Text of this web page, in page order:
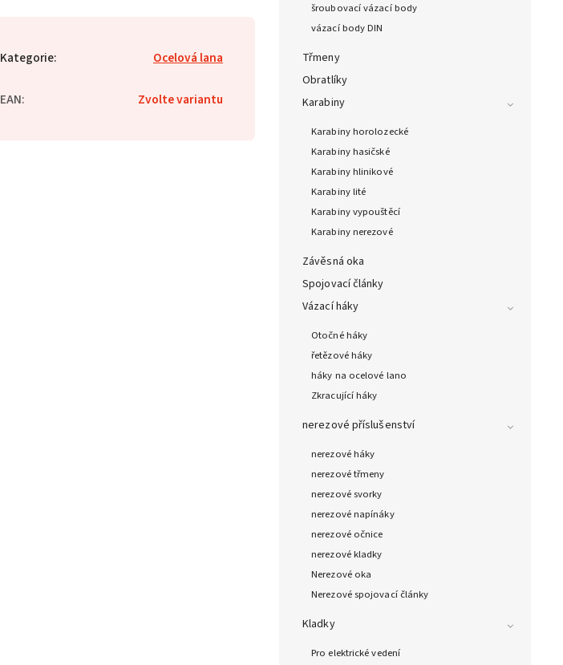
šroubovací vázací body
vázací body DIN
Třmeny
Obratlíky
Karabiny
Karabiny horolozecké
Karabiny hasičské
Karabiny hlinikové
Karabiny lité
Karabiny vypouštěcí
Karabiny nerezové
Závěsná oka
Spojovací články
Vázací háky
Otočné háky
řetězové háky
háky na ocelové lano
Zkracující háky
nerezové příslušenství
nerezové háky
nerezové třmeny
nerezové svorky
nerezové napínáky
nerezové očnice
nerezové kladky
Nerezové oka
Nerezové spojovací články
Kladky
Pro elektrické vedení
Kategorie: Ocelová lana
EAN: Zvolte variantu